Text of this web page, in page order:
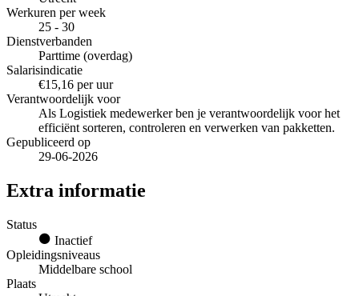
Werkuren per week
25 - 30
Dienstverbanden
Parttime (overdag)
Salarisindicatie
€15,16 per uur
Verantwoordelijk voor
Als Logistiek medewerker ben je verantwoordelijk voor het
efficiënt sorteren, controleren en verwerken van pakketten.
Gepubliceerd op
29-06-2026
Extra informatie
Status
Inactief
Opleidingsniveaus
Middelbare school
Plaats